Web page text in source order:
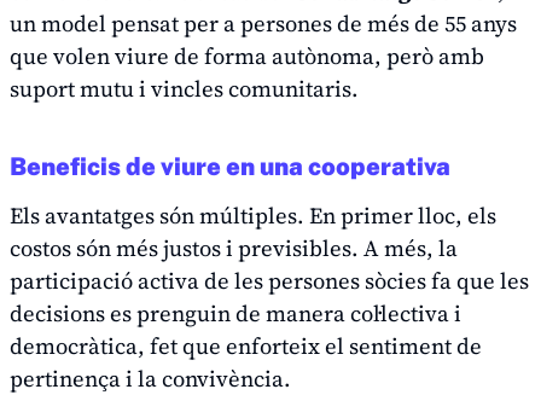
un model pensat per a persones de més de 55 anys
que volen viure de forma autònoma, però amb
suport mutu i vincles comunitaris.
Beneficis de viure en una cooperativa
Els avantatges són múltiples. En primer lloc, els
costos són més justos i previsibles. A més, la
participació activa de les persones sòcies fa que les
decisions es prenguin de manera col·lectiva i
democràtica, fet que enforteix el sentiment de
pertinença i la convivència.